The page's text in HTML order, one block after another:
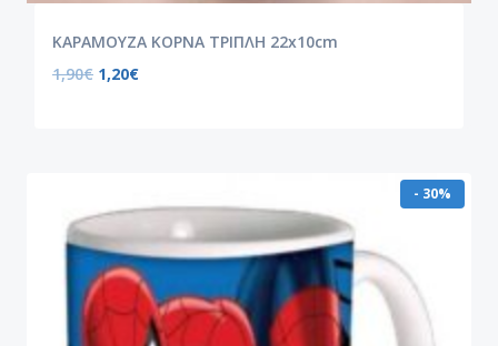
ΚΑΡΑΜΟΥΖA ΚΟΡΝΑ ΤΡΙΠΛΗ 22x10cm
1,90€ 1,20€
- 30%